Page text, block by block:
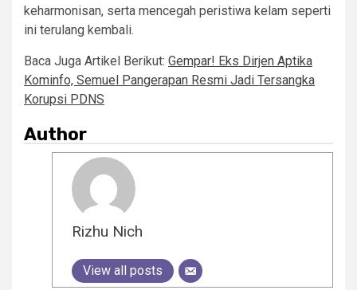
keharmonisan, serta mencegah peristiwa kelam seperti
ini terulang kembali.
Baca Juga Artikel Berikut: Gempar! Eks Dirjen Aptika
Kominfo, Semuel Pangerapan Resmi Jadi Tersangka
Korupsi PDNS
Author
Rizhu Nich
View all posts